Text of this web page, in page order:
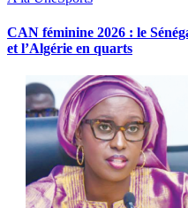
‎CAN féminine 2026 : le
et l’Algérie en quarts